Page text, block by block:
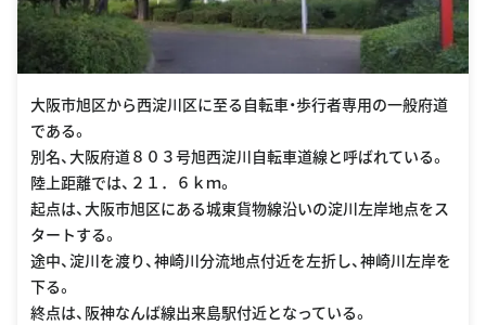
大阪市旭区から西淀川区に至る自転車・歩行者専用の一般府道
である。
別名、大阪府道８０３号旭西淀川自転車道線と呼ばれている。
陸上距離では、２１．６ｋｍ。
起点は、大阪市旭区にある城東貨物線沿いの淀川左岸地点をス
タートする。
途中、淀川を渡り、神崎川分流地点付近を左折し、神崎川左岸を
下る。
終点は、阪神なんば線出来島駅付近となっている。